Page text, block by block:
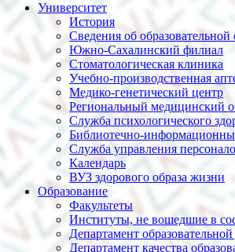
Университет
История
Сведения об образовательной
Южно-Сахалинский филиал
Стоматологическая клиника
Учебно-производственная
Медико-генетический центр
Региональный медицинский
Служба психологического
Библиотечно-
Служба управления
Календарь
ВУЗ здорового образа жизни
Образование
Факультеты
Институты, не вошедшие в
Департамент образовательной
Департамент качества